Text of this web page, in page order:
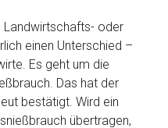
Landwirtschafts- oder
einen Unterschied –
Es geht um die
Das hat der
bestätigt. Wird ein
übertragen,